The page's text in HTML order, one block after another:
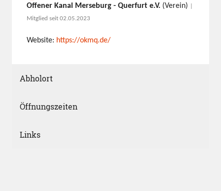
Offener Kanal Merseburg - Querfurt e.V. (Verein)
Mitglied seit 02.05.2023
Website: https://okmq.de/
Abholort
Öffnungszeiten
Links